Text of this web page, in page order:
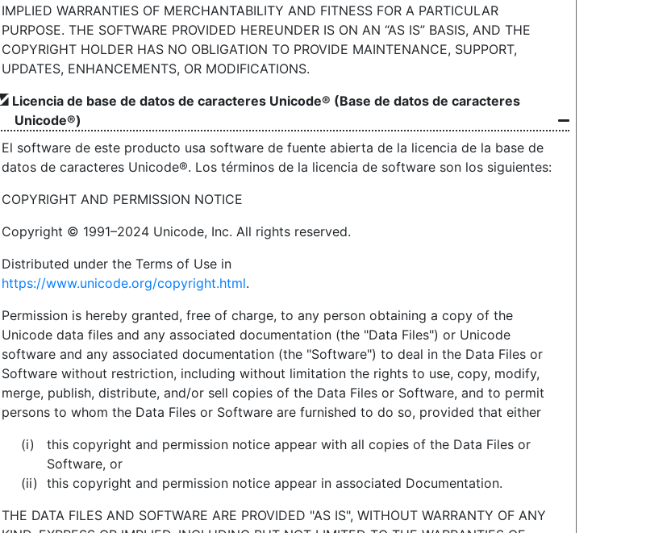
IMPLIED WARRANTIES OF MERCHANTABILITY AND FITNESS FOR A PARTICULAR
PURPOSE. THE SOFTWARE PROVIDED HEREUNDER IS ON AN “AS IS” BASIS, AND THE
COPYRIGHT HOLDER HAS NO OBLIGATION TO PROVIDE MAINTENANCE, SUPPORT,
UPDATES, ENHANCEMENTS, OR MODIFICATIONS.
Licencia de base de datos de caracteres Unicode® (Base de datos de caracteres
Unicode®)
El software de este producto usa software de fuente abierta de la licencia de la base de
datos de caracteres Unicode®. Los términos de la licencia de software son los siguientes:
COPYRIGHT AND PERMISSION NOTICE
Copyright © 1991–2024 Unicode, Inc. All rights reserved.
Distributed under the Terms of Use in
https://www.unicode.org/copyright.html.
Permission is hereby granted, free of charge, to any person obtaining a copy of the
Unicode data files and any associated documentation (the "Data Files") or Unicode
software and any associated documentation (the "Software") to deal in the Data Files or
Software without restriction, including without limitation the rights to use, copy, modify,
merge, publish, distribute, and/or sell copies of the Data Files or Software, and to permit
persons to whom the Data Files or Software are furnished to do so, provided that either
this copyright and permission notice appear with all copies of the Data Files or
Software, or
this copyright and permission notice appear in associated Documentation.
THE DATA FILES AND SOFTWARE ARE PROVIDED "AS IS", WITHOUT WARRANTY OF ANY